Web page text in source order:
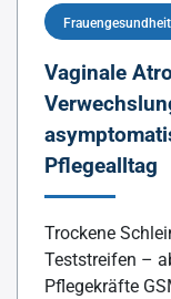
Frauengesundheit
Vaginale
Pflegealltag
Trockene
Teststreifen –
Pflegekräfte